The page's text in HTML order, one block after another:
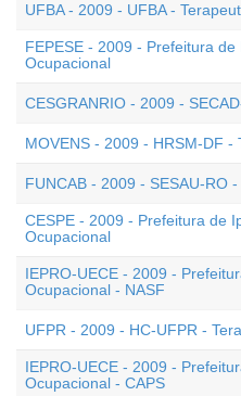
UFBA - 2009 - UFBA -
FEPESE - 2009 - Prefeitura
Ocupacional
CESGRANRIO - 2009 -
MOVENS - 2009 - HRSM-DF -
FUNCAB - 2009 - SESAU-RO
CESPE - 2009 - Prefeitura de
Ocupacional
IEPRO-UECE - 2009 -
Ocupacional - NASF
UFPR - 2009 - HC-UFPR -
IEPRO-UECE - 2009 -
Ocupacional - CAPS